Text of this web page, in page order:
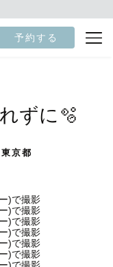
予約する
ずに🫧
京都